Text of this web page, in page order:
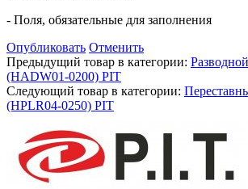
- Поля, обязательные для заполнения
Опубликовать Отменить
Предыдущий товар в категории:
(HADW01-0200) PIT
Следующий товар в категории:
(HPLR04-0250) PIT